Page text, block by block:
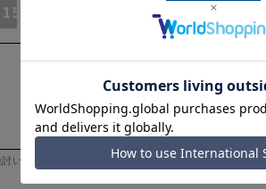
15号 21号
いただく際の目安となります。